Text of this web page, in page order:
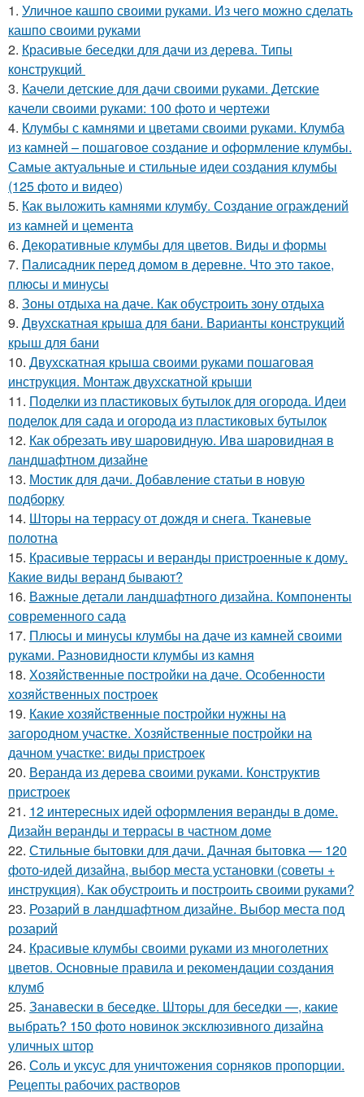
1. Уличное кашпо своими руками. Из чего можно сделать
кашпо своими руками
2. Красивые беседки для дачи из дерева. Типы
конструкций
3. Качели детские для дачи своими руками. Детские
качели своими руками: 100 фото и чертежи
4. Клумбы с камнями и цветами своими руками. Клумба
из камней – пошаговое создание и оформление клумбы.
Самые актуальные и стильные идеи создания клумбы
(125 фото и видео)
5. Как выложить камнями клумбу. Создание ограждений
из камней и цемента
6. Декоративные клумбы для цветов. Виды и формы
7. Палисадник перед домом в деревне. Что это такое,
плюсы и минусы
8. Зоны отдыха на даче. Как обустроить зону отдыха
9. Двухскатная крыша для бани. Варианты конструкций
крыш для бани
10. Двухскатная крыша своими руками пошаговая
инструкция. Монтаж двухскатной крыши
11. Поделки из пластиковых бутылок для огорода. Идеи
поделок для сада и огорода из пластиковых бутылок
12. Как обрезать иву шаровидную. Ива шаровидная в
ландшафтном дизайне
13. Мостик для дачи. Добавление статьи в новую
подборку
14. Шторы на террасу от дождя и снега. Тканевые
полотна
15. Красивые террасы и веранды пристроенные к дому.
Какие виды веранд бывают?
16. Важные детали ландшафтного дизайна. Компоненты
современного сада
17. Плюсы и минусы клумбы на даче из камней своими
руками. Разновидности клумбы из камня
18. Хозяйственные постройки на даче. Особенности
хозяйственных построек
19. Какие хозяйственные постройки нужны на
загородном участке. Хозяйственные постройки на
дачном участке: виды пристроек
20. Веранда из дерева своими руками. Конструктив
пристроек
21. 12 интересных идей оформления веранды в доме.
Дизайн веранды и террасы в частном доме
22. Стильные бытовки для дачи. Дачная бытовка — 120
фото-идей дизайна, выбор места установки (советы +
инструкция). Как обустроить и построить своими руками?
23. Розарий в ландшафтном дизайне. Выбор места под
розарий
24. Красивые клумбы своими руками из многолетних
цветов. Основные правила и рекомендации создания
клумб
25. Занавески в беседке. Шторы для беседки —, какие
выбрать? 150 фото новинок эксклюзивного дизайна
уличных штор
26. Соль и уксус для уничтожения сорняков пропорции.
Рецепты рабочих растворов